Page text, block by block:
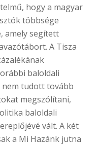
hogy a magyar
többsége
amely segített
A Tisza
baloldali
nem tudott tovább
megszólítani,
baloldali
vált. A két
a Mi Hazánk jutna